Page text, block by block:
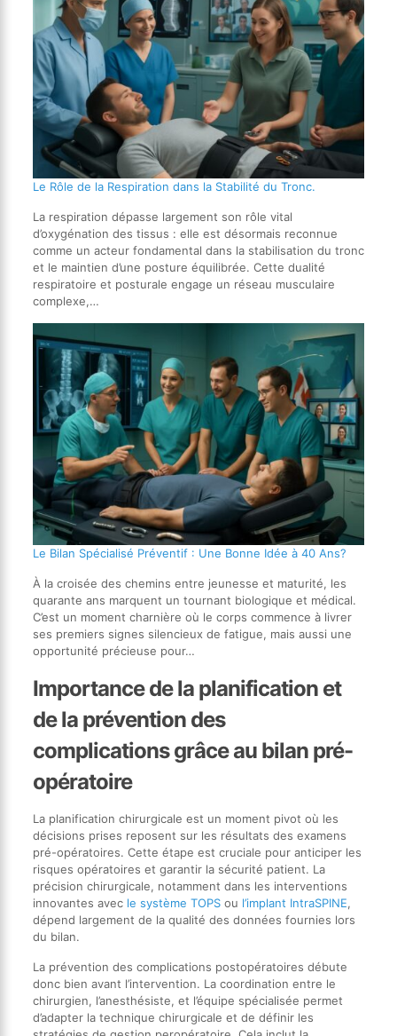
Le Rôle de la Respiration dans la Stabilité du Tronc.
La respiration dépasse largement son rôle vital
d’oxygénation des tissus : elle est désormais reconnue
comme un acteur fondamental dans la stabilisation du tronc
et le maintien d’une posture équilibrée. Cette dualité
respiratoire et posturale engage un réseau musculaire
complexe,…
Le Bilan Spécialisé Préventif : Une Bonne Idée à 40 Ans?
À la croisée des chemins entre jeunesse et maturité, les
quarante ans marquent un tournant biologique et médical.
C’est un moment charnière où le corps commence à livrer
ses premiers signes silencieux de fatigue, mais aussi une
opportunité précieuse pour…
Importance de la planification et
de la prévention des
complications grâce au bilan pré-
opératoire
La planification chirurgicale est un moment pivot où les
décisions prises reposent sur les résultats des examens
pré-opératoires. Cette étape est cruciale pour anticiper les
risques opératoires et garantir la sécurité patient. La
précision chirurgicale, notamment dans les interventions
innovantes avec le système TOPSou l’implant IntraSPINE,
dépend largement de la qualité des données fournies lors
du bilan.
La prévention des complications postopératoires débute
donc bien avant l’intervention. La coordination entre le
chirurgien, l’anesthésiste, et l’équipe spécialisée permet
d’adapter la technique chirurgicale et de définir les